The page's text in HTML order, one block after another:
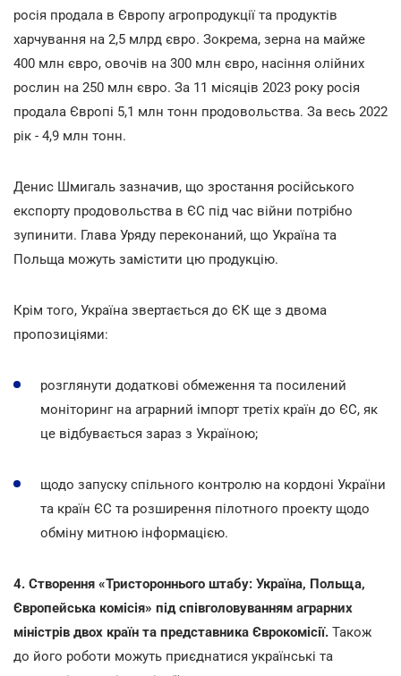
росія продала в Європу агропродукції та продуктів
харчування на 2,5 млрд євро. Зокрема, зерна на майже
400 млн євро, овочів на 300 млн євро, насіння олійних
рослин на 250 млн євро. За 11 місяців 2023 року росія
продала Європі 5,1 млн тонн продовольства. За весь 2022
рік - 4,9 млн тонн.
Денис Шмигаль зазначив, що зростання російського
експорту продовольства в ЄС під час війни потрібно
зупинити. Глава Уряду переконаний, що Україна та
Польща можуть замістити цю продукцію.
Крім того, Україна звертається до ЄК ще з двома
пропозиціями:
розглянути додаткові обмеження та посилений
моніторинг на аграрний імпорт третіх країн до ЄС, як
це відбувається зараз з Україною;
щодо запуску спільного контролю на кордоні України
та країн ЄС та розширення пілотного проекту щодо
обміну митною інформацією.
4. Створення «Тристороннього штабу: Україна, Польща,
Європейська комісія» під співголовуванням аграрних
міністрів двох країн та представника Єврокомісії. Також
до його роботи можуть приєднатися українські та